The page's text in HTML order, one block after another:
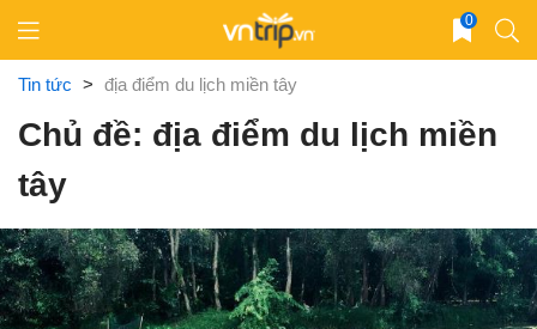
content
0
Tin tức > địa điểm du lịch miền tây
Chủ đề: địa điểm du lịch miền
tây